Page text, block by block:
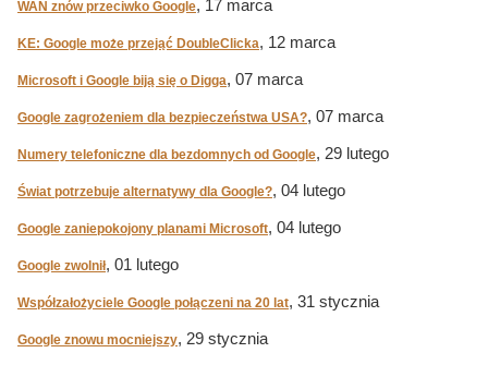
WAN znów przeciwko Google, 17 marca
KE: Google może przejąć DoubleClicka, 12 marca
Microsoft i Google biją się o Digga, 07 marca
Google zagrożeniem dla bezpieczeństwa USA?, 07 marca
Numery telefoniczne dla bezdomnych od Google, 29 lutego
Świat potrzebuje alternatywy dla Google?, 04 lutego
Google zaniepokojony planami Microsoft, 04 lutego
Google zwolnił, 01 lutego
Współzałożyciele Google połączeni na 20 lat, 31 stycznia
Google znowu mocniejszy, 29 stycznia